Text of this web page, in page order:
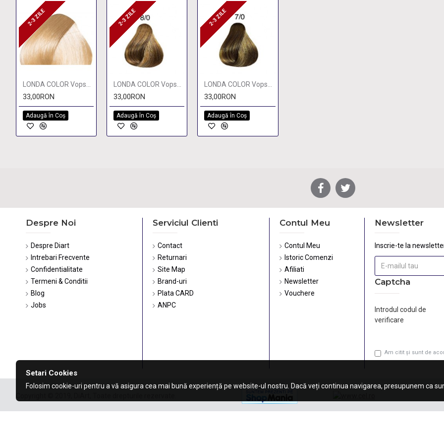
2-3 ZILE
2-3 ZILE
33,00RON
Adaugă în Coş
2-3 ZILE
2-3 ZILE
33,00RON
Adaugă în Coş
2-3 ZILE
2-3 ZILE
33,00RON
Adaugă în Coş
Despre Noi
Despre Diart
Intrebari Frecvente
Confidentialitate
Termeni & Conditii
Blog
Jobs
Serviciul Clienti
Contact
Returnari
Site Map
Brand-uri
Plata CARD
ANPC
Contul Meu
Contul Meu
Istoric Comenzi
Afiliati
Newsletter
Vouchere
Newsletter
Inscrie-te la
Captcha
Introdul codul de
verificare
Am citit şi sunt de
Setari Cookies
Folosim cookie-uri pentru a vă asigura cea mai bună experiență pe website-ul nostru. Dacă veți continua navigarea, presupunem ca